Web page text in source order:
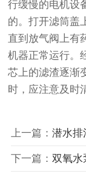
行缓慢的电机设
的。打开滤筒盖
直到放气阀上有
机器正常运行。
芯上的滤渣逐渐
时，应注意及时
上一篇： 潜水排
下一篇： 双氧水